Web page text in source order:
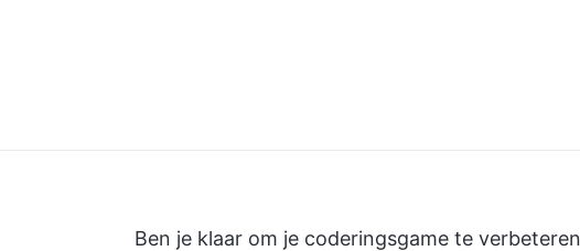
Ben je klaar om je coderingsgame te